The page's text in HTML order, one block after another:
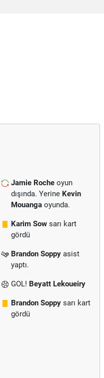
Jamie Roche oyun
dışında. Yerine Kevin
Mouanga oyunda.
Karim Sow sarı kart
gördü
Brandon Soppy asist
yaptı.
GOL! Beyatt Lekoueiry
Brandon Soppy sarı kart
gördü